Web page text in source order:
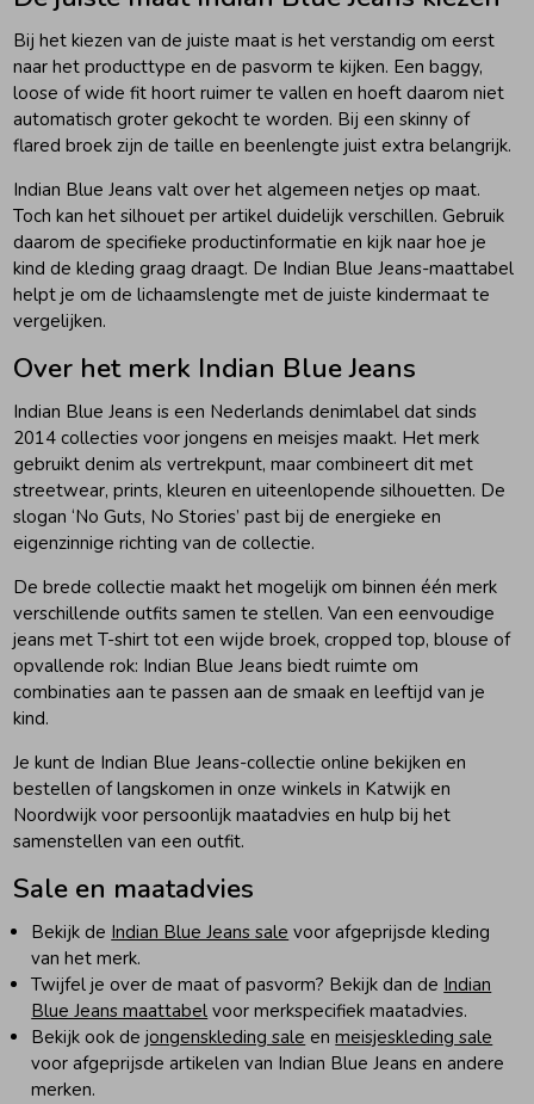
Bij het kiezen van de juiste maat is het verstandig om eerst
naar het producttype en de pasvorm te kijken. Een baggy,
loose of wide fit hoort ruimer te vallen en hoeft daarom niet
automatisch groter gekocht te worden. Bij een skinny of
flared broek zijn de taille en beenlengte juist extra belangrijk.
Indian Blue Jeans valt over het algemeen netjes op maat.
Toch kan het silhouet per artikel duidelijk verschillen. Gebruik
daarom de specifieke productinformatie en kijk naar hoe je
kind de kleding graag draagt. De Indian Blue Jeans-maattabel
helpt je om de lichaamslengte met de juiste kindermaat te
vergelijken.
Over het merk Indian Blue Jeans
Indian Blue Jeans is een Nederlands denimlabel dat sinds
2014 collecties voor jongens en meisjes maakt. Het merk
gebruikt denim als vertrekpunt, maar combineert dit met
streetwear, prints, kleuren en uiteenlopende silhouetten. De
slogan ‘No Guts, No Stories’ past bij de energieke en
eigenzinnige richting van de collectie.
De brede collectie maakt het mogelijk om binnen één merk
verschillende outfits samen te stellen. Van een eenvoudige
jeans met T-shirt tot een wijde broek, cropped top, blouse of
opvallende rok: Indian Blue Jeans biedt ruimte om
combinaties aan te passen aan de smaak en leeftijd van je
kind.
Je kunt de Indian Blue Jeans-collectie online bekijken en
bestellen of langskomen in onze winkels in Katwijk en
Noordwijk voor persoonlijk maatadvies en hulp bij het
samenstellen van een outfit.
Sale en maatadvies
Bekijk de Indian Blue Jeans sale voor afgeprijsde kleding
van het merk.
Twijfel je over de maat of pasvorm? Bekijk dan de Indian
Blue Jeans maattabel voor merkspecifiek maatadvies.
Bekijk ook dejongenskleding sale enmeisjeskleding sale
voor afgeprijsde artikelen van Indian Blue Jeans en andere
merken.